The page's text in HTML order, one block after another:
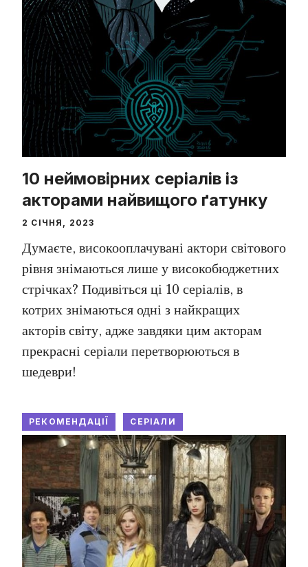
10 неймовірних серіалів із
акторами найвищого ґатунку
2 СІЧНЯ, 2023
Думаєте, високооплачувані актори світового
рівня знімаються лише у високобюджетних
стрічках? Подивіться ці 10 серіалів, в
котрих знімаються одні з найкращих
акторів світу, адже завдяки цим акторам
прекрасні серіали перетворюються в
шедеври!
РЕКОМЕНДАЦІЇ СЕРІАЛИ